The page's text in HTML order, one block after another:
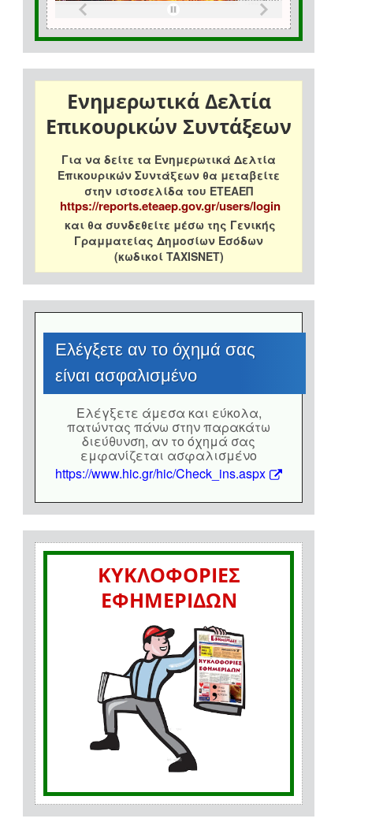
Ενημερωτικά Δελτία
Επικουρικών Συντάξεων
Για να δείτε τα Ενημερωτικά Δελτία
Επικουρικών Συντάξεων θα μεταβείτε
στην ιστοσελίδα του ΕΤΕΑΕΠ
https://reports.eteaep.gov.gr/users/login
και θα συνδεθείτε μέσω της Γενικής
Γραμματείας Δημοσίων Εσόδων
(κωδικοί TAXISNET)
Eλέγξετε αν το όχημά σας
είναι ασφαλισμένο
Eλέγξετε άμεσα και εύκολα,
πατώντας πάνω στην παρακάτω
διεύθυνση, αν το όχημά σας
εμφανίζεται ασφαλισμένο
https://www.hic.gr/hic/Check_ins.aspx
ΚΥΚΛΟΦΟΡΙΕΣ
ΕΦΗΜΕΡΙΔΩΝ